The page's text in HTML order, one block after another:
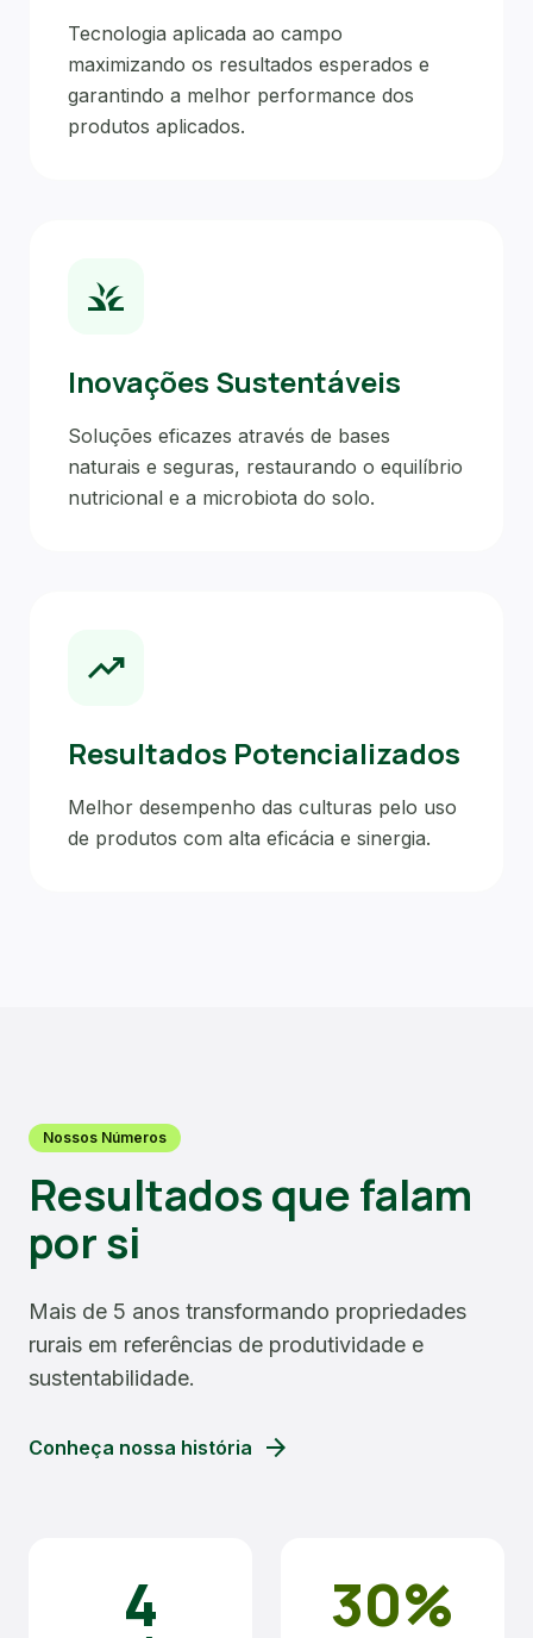
Tecnologia aplicada ao campo
maximizando os resultados esperados e
garantindo a melhor performance dos
produtos aplicados.
grass
Inovações Sustentáveis
Soluções eficazes através de bases
naturais e seguras, restaurando o equilíbrio
nutricional e a microbiota do solo.
trending_up
Resultados Potencializados
Melhor desempenho das culturas pelo uso
de produtos com alta eficácia e sinergia.
Nossos Números
Resultados que falam
por si
Mais de 5 anos transformando propriedades
rurais em referências de produtividade e
sustentabilidade.
Conheça nossa história arrow_forward
4 30%